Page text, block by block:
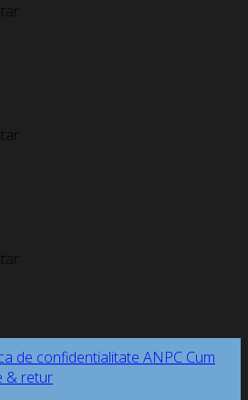
de confidentialitate ANPC Cum
& retur